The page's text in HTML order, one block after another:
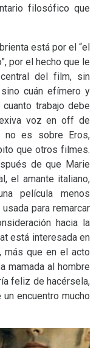
filosófico que
está por el “el
por el hecho que le
central del film, sin
cuán efímero y
trabajo debe
voz en off de
no es sobre Eros,
que otros filmes.
de que Marie
el amante italiano,
película menos
para remarcar
hacia la
está interesada en
más que en el acto
mamada al hombre
feliz de hacérsela,
encuentro mucho